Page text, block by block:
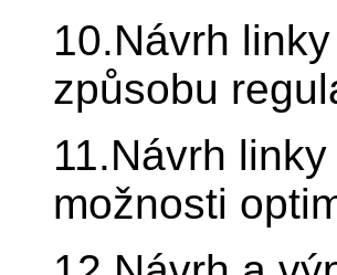
10.Návrh
způsobu
11.Návrh
možnosti